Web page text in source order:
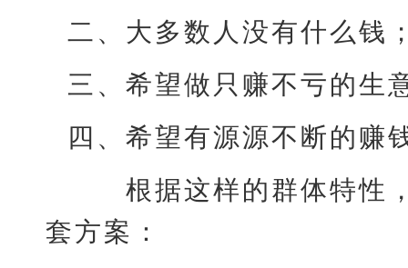
二、大多数人没有什么钱
三、希望做只赚不亏的生
四、希望有源源不断的赚
根据这样的群体特性，
套方案：